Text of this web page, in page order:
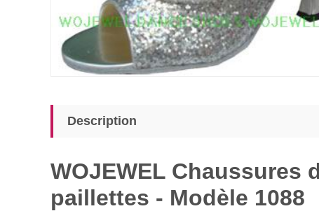
Description
WOJEWEL Chaussures
paillettes - Modèle 1088